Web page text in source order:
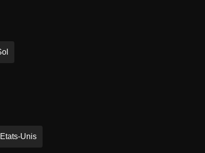
Etats-Unis